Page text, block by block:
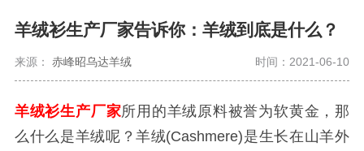
羊绒衫生产厂家告诉你：羊绒到底是什么？
来源： 赤峰昭乌达羊绒 时间：2021-06-10
羊绒衫生产厂家所用的羊绒原料被誉为软黄金，那
么什么是羊绒呢？羊绒(Cashmere)是生长在山羊外